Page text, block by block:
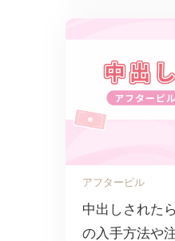
アフターピル
中出しされた
の入手方法や